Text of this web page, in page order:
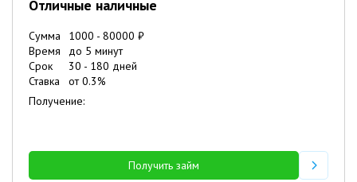
Отличные наличные
Сумма 1000 - 80000 ₽
Время
до 5 минут
Срок
30 - 180 дней
Ставка
от0.3%
Получение:
Получить займ